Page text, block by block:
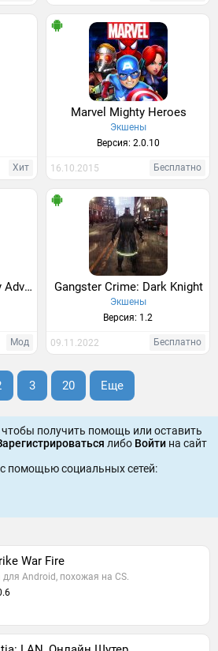
Хит
Marvel Mighty Heroes
Экшены
Версия: 2.0.10
16.10.2015 Бесплатно
Shadow Knight: Deathly Adventure RPG
Мод
Gangster Crime: Dark Knight
Экшены
Версия: 1.2
09.11.2022 Бесплатно
3 20 Еще
получить помощь или оставить
либо Войти на сайт
помощью социальных сетей:
War Fire
для Android, похожая на CS.